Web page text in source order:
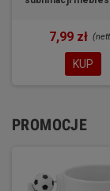
7,99 zł
KUP
PROMOCJE